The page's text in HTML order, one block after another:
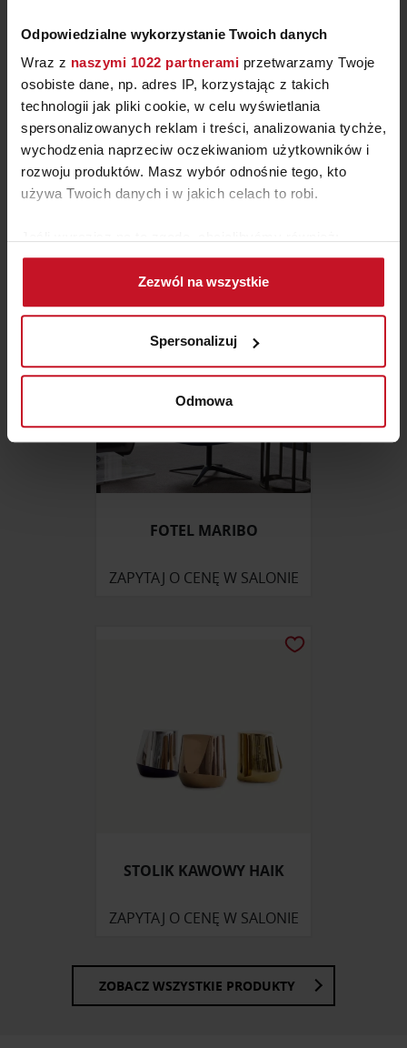
Odpowiedzialne wykorzystanie Twoich danych
Wraz z naszymi 1022 partnerami przetwarzamy Twoje
osobiste dane, np. adres IP, korzystając z takich
technologii jak pliki cookie, w celu wyświetlania
spersonalizowanych reklam i treści, analizowania tychże,
wychodzenia naprzeciw oczekiwaniom użytkowników i
rozwoju produktów. Masz wybór odnośnie tego, kto
używa Twoich danych i w jakich celach to robi.
Gromadzić dane dotyczące Twojej lokalizacji
geograficznej z dokładnością nawet do kilku metrów
Identyfikować Twoje urządzenie, aktywnie
(fingerprinting, czyli wirtualny odcisk palca)
Dowiedz się więcej odnośnie tego, jak Twoje osobiste
dane są przetwarzane oraz ustaw własne preferencje w
zmienić lub wycofać swoją zgodę w dowolnej chwili.
Wykorzystujemy pliki cookie do spersonalizowania treści
analizować ruch w naszej witrynie. Informacje o tym, jak
społecznościowym, reklamowym i analitycznym.
Zezwól na wszystkie
Spersonalizuj
Odmowa
STOLIK KAWOWY FRIDA
ZAPYTAJ O CENĘ W SALONIE
FOTEL MARIBO
ZAPYTAJ O CENĘ W SALONIE
STOLIK KAWOWY HAIK
ZAPYTAJ O CENĘ W SALONIE
ZOBACZ WSZYSTKIE PRODUKTY